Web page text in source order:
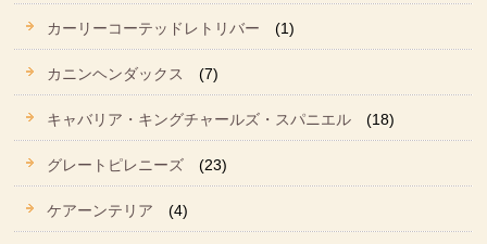
カーリーコーテッドレトリバー (1)
カニンヘンダックス (7)
キャバリア・キングチャールズ・スパニエル (18)
グレートピレニーズ (23)
ケアーンテリア (4)